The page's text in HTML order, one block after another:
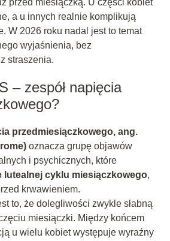
przed miesiączką. U części kobiet
a u innych realnie komplikują
W 2026 roku nadal jest to temat
wyjaśnienia, bez
straszenia.
– zespół napięcia
przedmiesiączkowego, ang.
oznacza grupę objawów
i psychicznych, które
lutealnej cyklu miesiączkowego,
krwawieniem.
to, że dolegliwości zwykle słabną
miesiączki. Między końcem
u wielu kobiet występuje wyraźny